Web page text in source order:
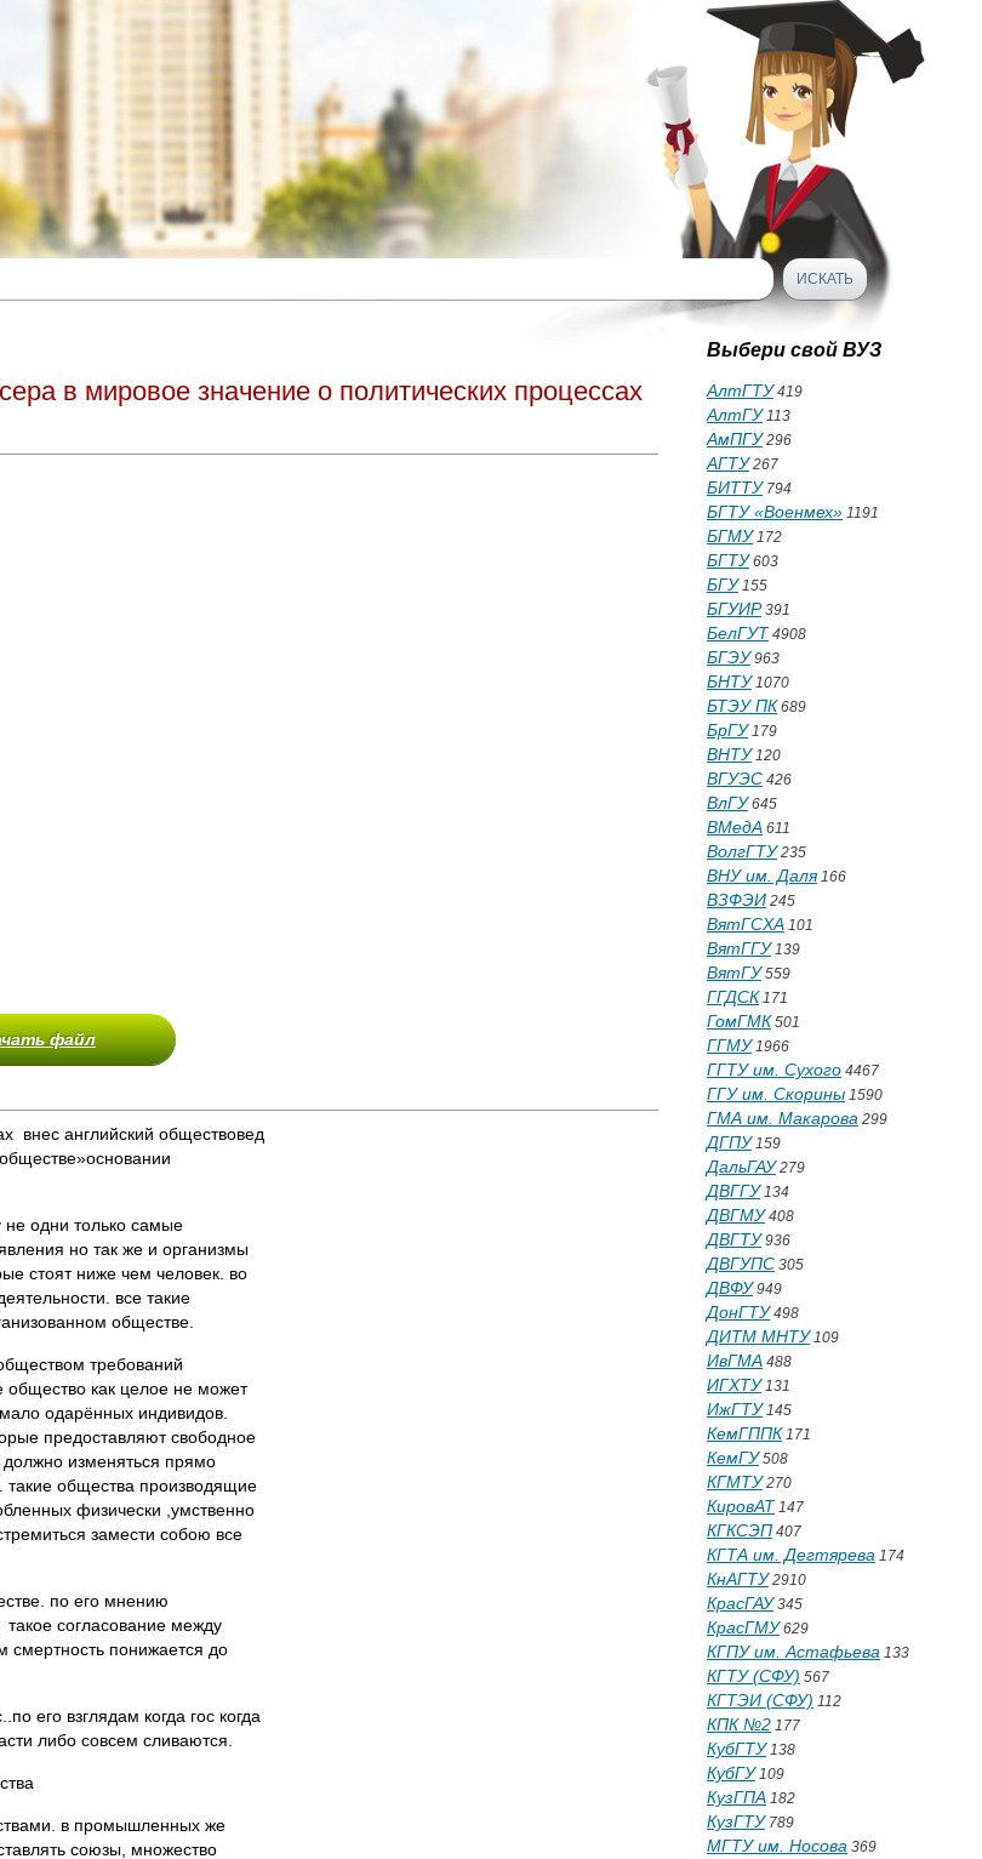
в мировое значение о политических процессах
файл
внес английский обществовед
не одни только самые
но так же и организмы
стоят ниже чем человек. во
все такие
обществе.
требований
общество как целое не может
одарённых индивидов.
предоставляют свободное
должно изменяться прямо
такие общества производящие
физически ,умственно
замести собою все
по его мнению
согласование между
понижается до
его взглядам когда гос когда
либо совсем сливаются.
в промышленных же
союзы, множество
Выбери свой ВУЗ
АлтГТУ419
АлтГУ113
АмПГУ296
АГТУ267
БИТТУ794
БГТУ «Военмех» 1191
БГМУ172
БГТУ603
БГУ155
БГУИР391
БелГУТ 4908
БГЭУ963
БНТУ1070
БТЭУ ПК 689
БрГУ179
ВНТУ120
ВГУЭС 426
ВлГУ645
ВМедА 611
ВолгГТУ235
ВНУ им. Даля166
ВЗФЭИ 245
ВятГСХА 101
ВятГГУ139
ВятГУ559
ГГДСК 171
ГомГМК 501
ГГМУ1966
ГГТУ им. Сухого 4467
ГГУ им. Скорины 1590
ГМА им. Макарова 299
ДГПУ159
ДальГАУ279
ДВГГУ134
ДВГМУ408
ДВГТУ936
ДВГУПС 305
ДВФУ949
ДонГТУ498
ДИТМ МНТУ109
ИвГМА 488
ИГХТУ131
ИжГТУ145
КемГППК 171
КемГУ508
КГМТУ270
КировАТ 147
КГКСЭП 407
КГТА им. Дегтярева 174
КнАГТУ2910
КрасГАУ345
КрасГМУ629
КГПУ им. Астафьева 133
КГТУ (СФУ) 567
КГТЭИ (СФУ) 112
КПК №2 177
КубГТУ138
КубГУ109
КузГПА 182
КузГТУ789
МГТУ им. Носова 369